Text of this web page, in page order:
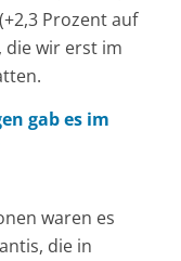
Prozent auf
die wir erst im
gab es im
waren es
die in